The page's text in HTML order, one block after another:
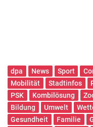
dpa News Sport
Mobilität
Stadtinfos
PSK
Kombilösung
Bildung
Umwelt
Gesundheit
Familie